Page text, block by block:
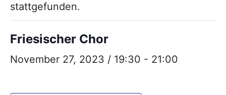
stattgefunden.
Friesischer Chor
November 27, 2023 / 19:30 - 21:00